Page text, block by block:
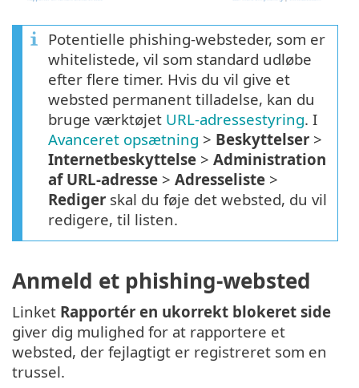
Potentielle phishing-websteder, som er
whitelistede, vil som standard udløbe
efter flere timer. Hvis du vil give et
websted permanent tilladelse, kan du
bruge værktøjet URL-adressestyring. I
Avanceret opsætning > Beskyttelser >
Internetbeskyttelse > Administration
af URL-adresse > Adresseliste >
Rediger skal du føje det websted, du vil
redigere, til listen.
Anmeld et phishing-websted
Linket Rapportér en ukorrekt blokeret side
giver dig mulighed for at rapportere et
websted, der fejlagtigt er registreret som en
trussel.